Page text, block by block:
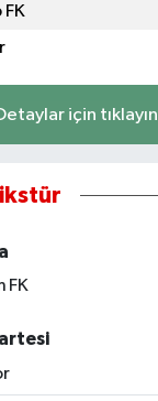
için tıklayın
FK